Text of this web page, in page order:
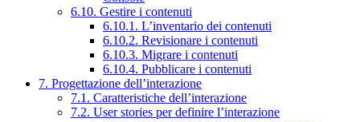
6.10. Gestire i contenuti
6.10.1. L’inventario dei contenuti
6.10.2. Revisionare i contenuti
6.10.3. Migrare i contenuti
6.10.4. Pubblicare i contenuti
7. Progettazione dell’interazione
7.1. Caratteristiche dell’interazione
7.2. User stories per definire l’interazione